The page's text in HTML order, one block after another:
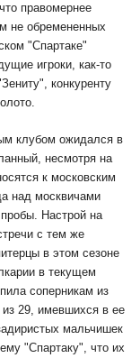
правомернее
не обремененных
"Спартаке"
игроки, как-то
конкуренту
клубом ожидался в
несмотря на
к московским
над москвичами
Настрой на
с тем же
в этом сезоне
в текущем
соперникам из
29, имевшихся в ее
мальчишек
"Спартаку", что их